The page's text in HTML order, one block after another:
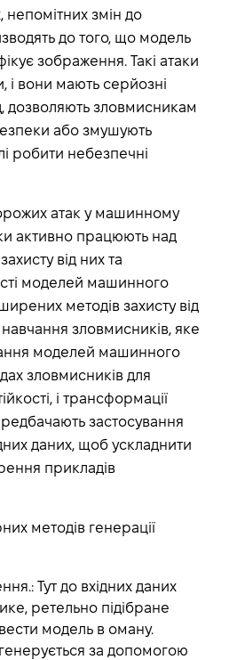
непомітних змін до
до того, що модель
зображення. Такі атаки
і вони мають серйозні
дозволяють зловмисникам
або змушують
робити небезпечні
атак у машинному
активно працюють над
від них та
моделей машинного
методів захисту від
зловмисників, яке
моделей машинного
зловмисників для
і трансформації
застосування
даних, щоб ускладнити
прикладів
методів генерації
: Тут до вхідних даних
ретельно підібране
модель в оману.
за допомогою